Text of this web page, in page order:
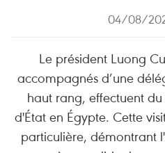
04/08/
Le président Luong
accompagnés d’une
haut rang, effectuent
d'État en Égypte. Cette
particulière, démontrant